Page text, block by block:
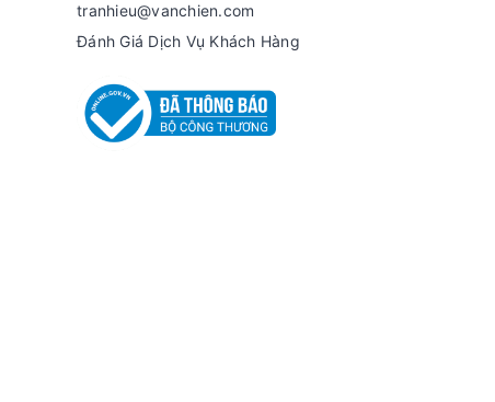
tranhieu@vanchien.com
Đánh Giá Dịch Vụ Khách Hàng